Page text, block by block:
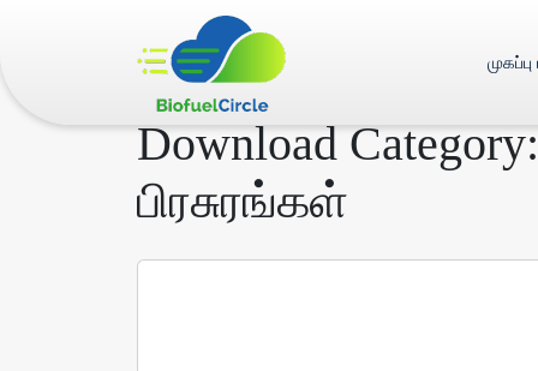
Download
பிரசுரங்கள்